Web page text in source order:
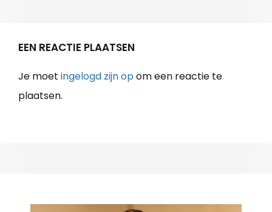
EEN REACTIE PLAATSEN
Je moet ingelogd zijn opom een reactie te
plaatsen.